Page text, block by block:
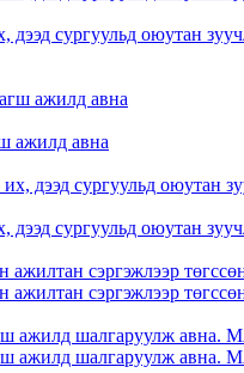
сургуульд оюутан
ажилд авна
сургуульд оюутан
сэргэжлээр
сэргэжлээр
ажилд шалгаруулж
ажилд шалгаруулж